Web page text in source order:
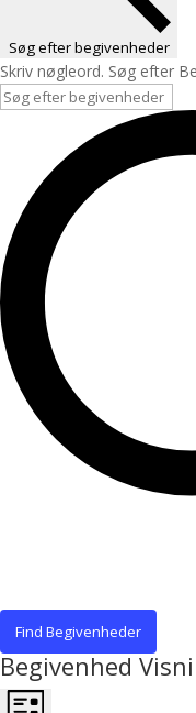
Søg efter begivenheder
Skriv nøgleord. Søg efter
Find Begivenheder
Begivenhed